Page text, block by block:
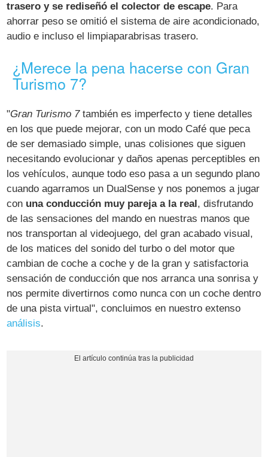
trasero y se rediseñó el colector de escape. Para
ahorrar peso se omitió el sistema de aire acondicionado,
audio e incluso el limpiaparabrisas trasero.
¿Merece la pena hacerse con Gran
Turismo 7?
"Gran Turismo 7también es imperfecto y tiene detalles
en los que puede mejorar, con un modo Café que peca
de ser demasiado simple, unas colisiones que siguen
necesitando evolucionar y daños apenas perceptibles en
los vehículos, aunque todo eso pasa a un segundo plano
cuando agarramos un DualSense y nos ponemos a jugar
con una conducción muy pareja a la real, disfrutando
de las sensaciones del mando en nuestras manos que
nos transportan al videojuego, del gran acabado visual,
de los matices del sonido del turbo o del motor que
cambian de coche a coche y de la gran y satisfactoria
sensación de conducción que nos arranca una sonrisa y
nos permite divertirnos como nunca con un coche dentro
de una pista virtual", concluimos en nuestro extenso
análisis.